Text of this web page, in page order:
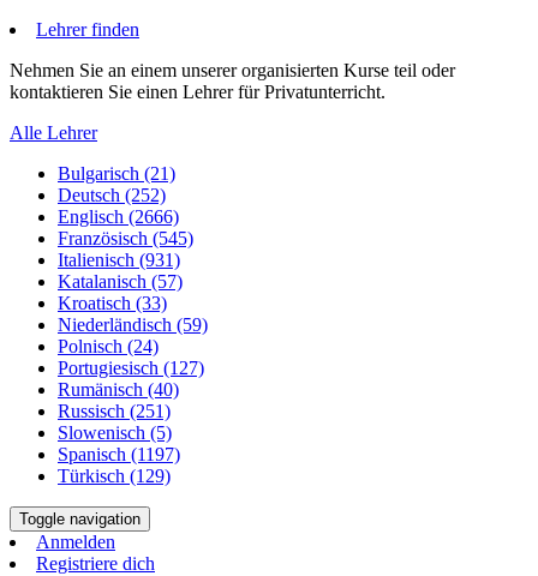
Lehrer finden
Nehmen Sie an einem unserer organisierten Kurse teil oder
kontaktieren Sie einen Lehrer für Privatunterricht.
Alle Lehrer
Bulgarisch (21)
Deutsch (252)
Englisch (2666)
Französisch (545)
Italienisch (931)
Katalanisch (57)
Kroatisch (33)
Niederländisch (59)
Polnisch (24)
Portugiesisch (127)
Rumänisch (40)
Russisch (251)
Slowenisch (5)
Spanisch (1197)
Türkisch (129)
Toggle navigation
Anmelden
Registriere dich